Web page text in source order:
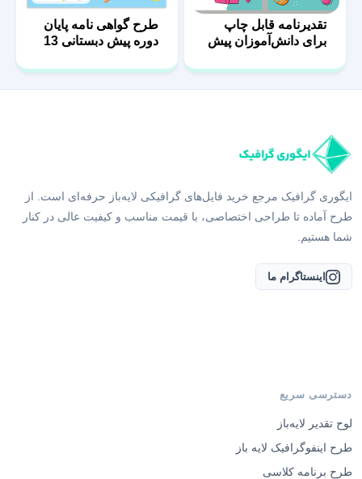
تقدیرنامه قابل چاپ
برای دانش‌آموزان پیش
طرح گواهی نامه پایان
دوره پیش دبستانی 13
ایگوری گرافیک مرجع خرید فایل‌های گرافیکی لایه‌باز حرفه‌ای است. از
طرح آماده تا طراحی اختصاصی، با قیمت مناسب و کیفیت عالی در کنار
شما هستیم.
اینستاگرام ما
دسترسی سریع
لوح تقدیر لایه‌باز
طرح اینفوگرافیک لایه باز
طرح برنامه کلاسی